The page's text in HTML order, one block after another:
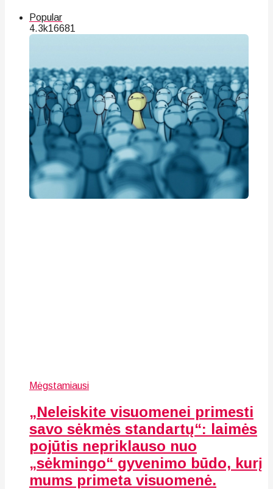
Popular
4.3k16681
Mėgstamiausi
„Neleiskite visuomenei primesti
savo sėkmės standartų“: laimės
pojūtis nepriklauso nuo
„sėkmingo“ gyvenimo būdo, kurį
mums primeta visuomenė.